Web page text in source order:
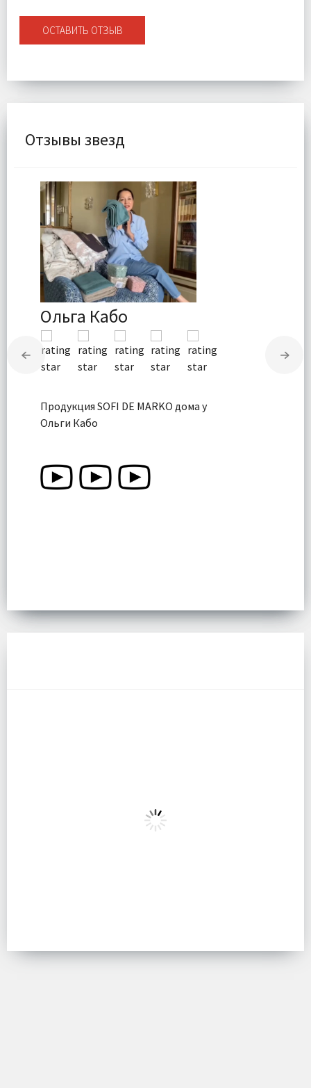
ОСТАВИТЬ ОТЗЫВ
Отзывы звезд
Ольга Кабо
Продукция SOFI DE MARKO дома у
Ольги Кабо